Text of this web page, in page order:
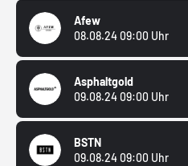
Afew
08.08.24 09:00 Uhr
Asphaltgold
09.08.24 09:00 Uhr
BSTN
09.08.24 09:00 Uhr